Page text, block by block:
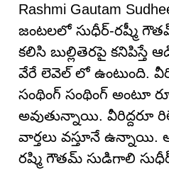
Rashmi Gautam
జంట‌ల‌లో సుధీర్-ర‌ష్మీ
కలిసి బుల్లితెరపై
వేరే లెవెల్ లో ఉంటుంది.
సంథింగ్ సంథింగ్ అంటూ
అవుతున్నాయి. వీరిద్దరూ
వార్తలు వస్తూనే
రష్మి గౌతమ్ సుడిగాలి